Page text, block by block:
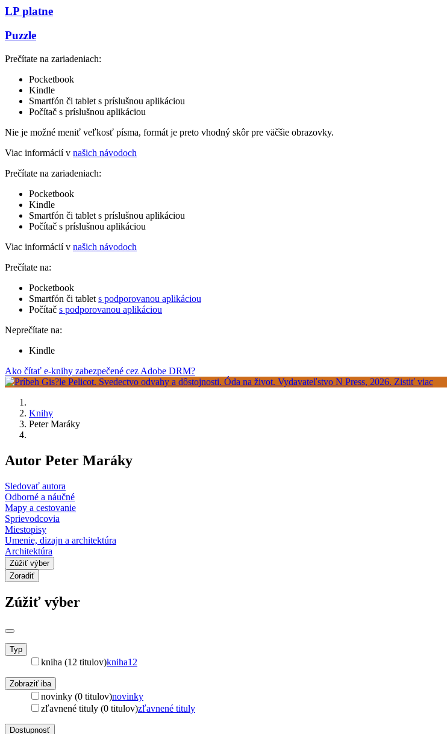
LP platne
Puzzle
Prečítate na zariadeniach:
Pocketbook
Kindle
Smartfón či tablet s príslušnou aplikáciou
Počítač s príslušnou aplikáciou
Nie je možné meniť veľkosť písma, formát je preto vhodný skôr pre väčšie obrazovky.
Viac informácií v našich návodoch
Prečítate na zariadeniach:
Pocketbook
Kindle
Smartfón či tablet s príslušnou aplikáciou
Počítač s príslušnou aplikáciou
Viac informácií v našich návodoch
Prečítate na:
Pocketbook
Smartfón či tablet s podporovanou aplikáciou
Počítač s podporovanou aplikáciou
Neprečítate na:
Kindle
Ako čítať e-knihy zabezpečené cez Adobe DRM?
Knihy
Peter Maráky
Autor Peter Maráky
Sledovať autora
Odborné a náučné
Mapy a cestovanie
Sprievodcovia
Miestopisy
Umenie, dizajn a architektúra
Architektúra
Zúžiť výber
Zoradiť
Zúžiť výber
Typ
kniha (12 titulov)kniha12
Zobraziť iba
novinky (0 titulov)novinky
zľavnené tituly (0 titulov)zľavnené tituly
Dostupnosť